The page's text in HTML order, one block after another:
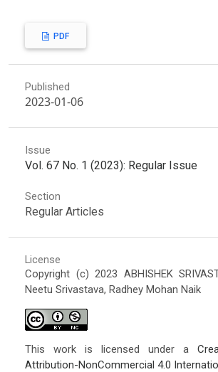
PDF
Published
2023-01-06
Issue
Vol. 67 No. 1 (2023): Regular Issue
Section
Regular Articles
License
Copyright (c) 2023 ABHISHEK
Neetu Srivastava, Radhey Mohan Naik
This work is licensed under a
Attribution-NonCommercial 4.0